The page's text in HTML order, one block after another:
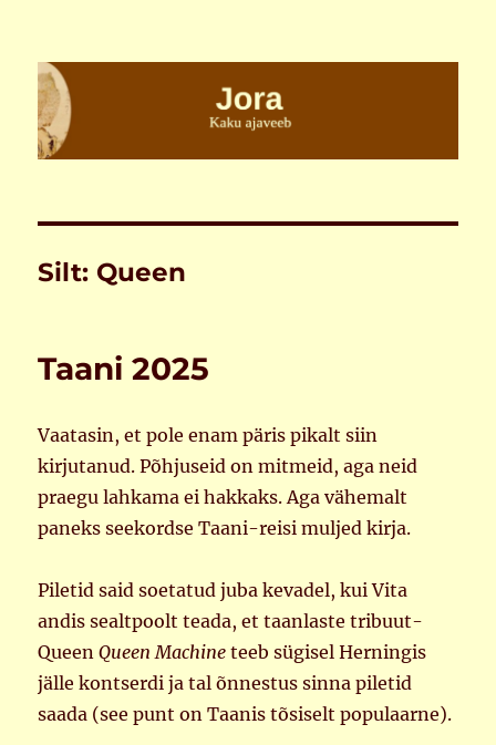
Jora
Silt: Queen
Taani 2025
Vaatasin, et pole enam päris pikalt siin
kirjutanud. Põhjuseid on mitmeid, aga neid
praegu lahkama ei hakkaks. Aga vähemalt
paneks seekordse Taani-reisi muljed kirja.
Piletid said soetatud juba kevadel, kui Vita
andis sealtpoolt teada, et taanlaste tribuut-
QueenQueen Machine teeb sügisel Herningis
jälle kontserdi ja tal õnnestus sinna piletid
saada (see punt on Taanis tõsiselt populaarne).